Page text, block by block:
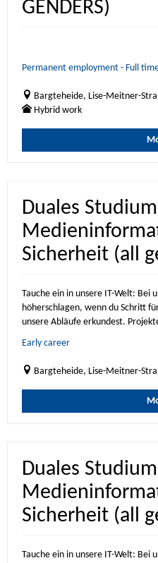
GENDERS)
Permanent employment - Full
Bargteheide, Lise-Meitner-
Hybrid work
Duales
Sicherheit (all
Tauche ein in unsere IT-Welt: Bei
höherschlagen, wenn du Schritt
unsere Abläufe erkundest.
Early career
Bargteheide, Lise-Meitner-
Duales
Sicherheit (all
Tauche ein in unsere IT-Welt: Bei